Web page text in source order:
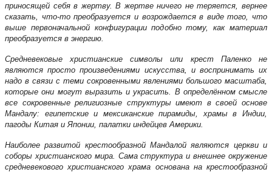
приносящей себя в жертву. В жертве ничего не теряется, вернее
сказать, что-то преобразуется и возрождается в виде того, что
выше первоначальной конфигурации подобно тому, как материал
преобразуется в энергию.
Средневековые христианские символы или крест Паленко не
являются просто произведениями искусства, и воспринимать их
надо в связи с теми сокровенными явлениями большого масштаба,
которые они могут выразить и украсить. В определённом смысле
все сокровенные религиозные структуры имеют в своей основе
Мандалу: египетские и мексиканские пирамиды, храмы в Индии,
пагоды Китая и Японии, палатки индейцев Америки.
Наиболее развитой крестообразной Мандалой являются церкви и
соборы христианского мира. Сама структура и внешнее окружение
средневекового христианского храма основана на крестообразной